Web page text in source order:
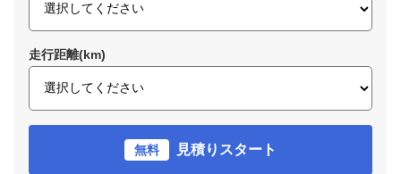
走行距離(km)
無料 見積りスタート